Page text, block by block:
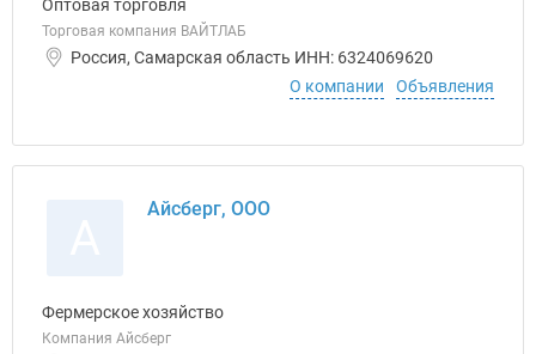
Оптовая торговля
Торговая компания ВАЙТЛАБ
Россия, Самарская область ИНН: 6324069620
О компании
Объявления
Айсберг, ООО
Фермерское хозяйство
Компания Айсберг